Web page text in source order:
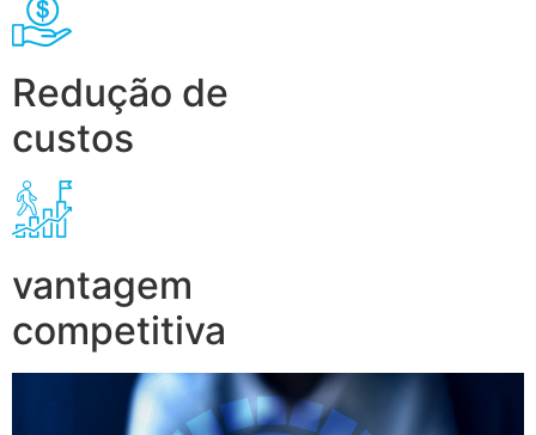
Redução de
custos
vantagem
competitiva